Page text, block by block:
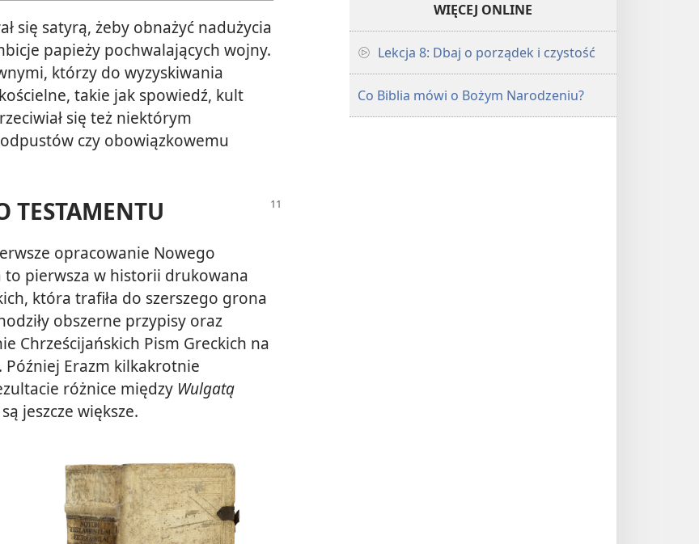
się satyrą, żeby obnażyć nadużycia
papieży pochwalających wojny.
którzy do wyzyskiwania
takie jak spowiedź, kult
się też niektórym
czy obowiązkowemu
TESTAMENTU
opracowanie Nowego
to pierwsza w historii drukowana
która trafiła do szerszego grona
obszerne przypisy oraz
Chrześcijańskich Pism Greckich na
Później Erazm kilkakrotnie
różnice między Wulgatą
jeszcze większe.
WIĘCEJ ONLINE
Lekcja 8: Dbaj o porządek i czystość
Co Biblia mówi o Bożym Narodzeniu?